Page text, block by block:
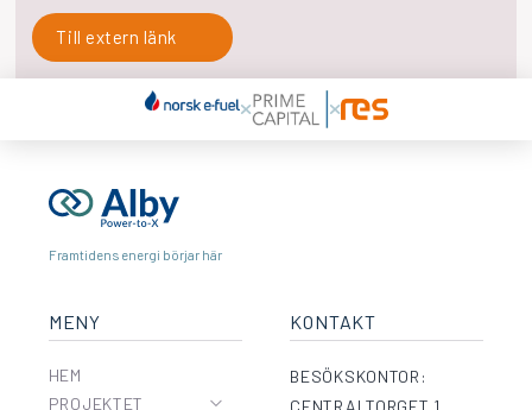
Till extern länk
Framtidens energi börjar här
MENY
HEM
PROJEKTET
KONTAKT
BESÖKSKONTOR:
CENTRALTORGET 1